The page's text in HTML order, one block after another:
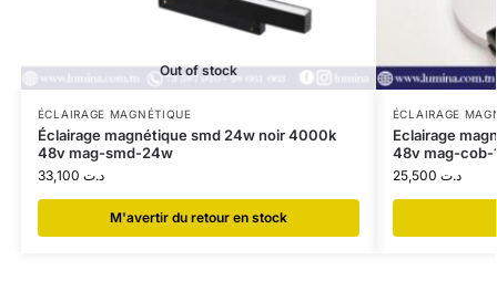
Out of stock
ÉCLAIRAGE MAGNÉTIQUE
Éclairage magnétique smd 24w noir 4000k
48v mag-smd-24w
د.ت
​M'avertir du retour en stock
ÉCLAIRAGE
Eclairage
48v mag-cob-
د.ت